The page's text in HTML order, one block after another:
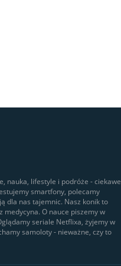
nauka, lifestyle i podróże - ciekawe
smartfony, polecamy
dla nas tajemnic. Nasz konik to
O nauce piszemy w
seriale Netflixa, żyjemy w
samoloty - nieważne, czy to